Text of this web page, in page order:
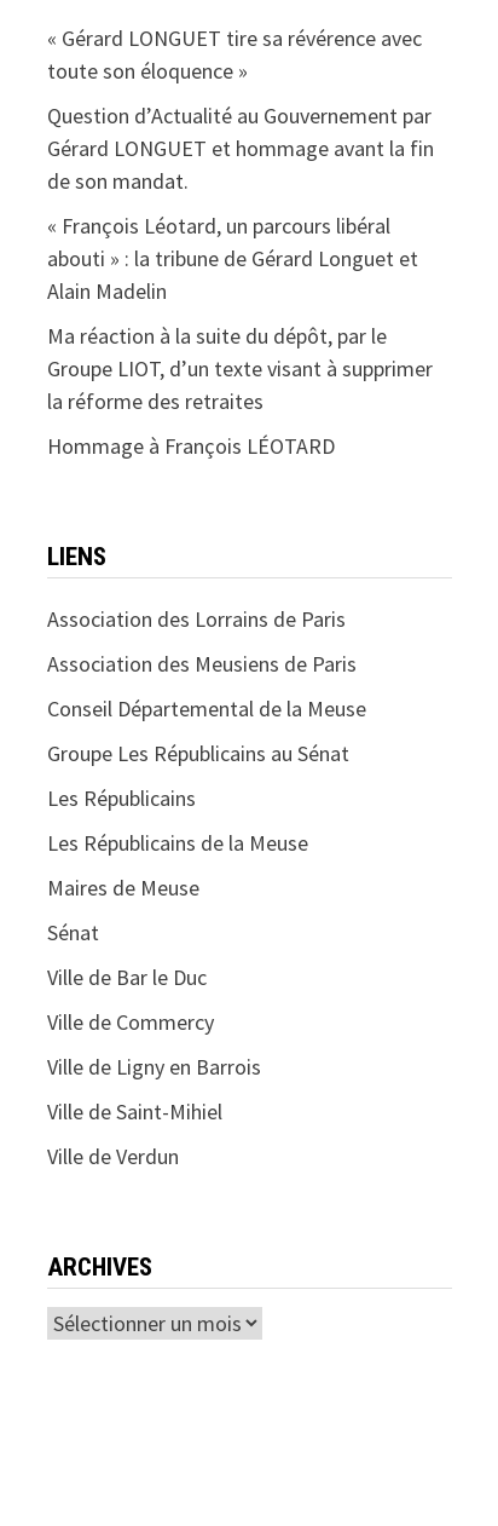
« Gérard LONGUET tire sa révérence avec
toute son éloquence »
Question d’Actualité au Gouvernement par
Gérard LONGUET et hommage avant la fin
de son mandat.
« François Léotard, un parcours libéral
abouti » : la tribune de Gérard Longuet et
Alain Madelin
Ma réaction à la suite du dépôt, par le
Groupe LIOT, d’un texte visant à supprimer
la réforme des retraites
Hommage à François LÉOTARD
LIENS
Association des Lorrains de Paris
Association des Meusiens de Paris
Conseil Départemental de la Meuse
Groupe Les Républicains au Sénat
Les Républicains
Les Républicains de la Meuse
Maires de Meuse
Sénat
Ville de Bar le Duc
Ville de Commercy
Ville de Ligny en Barrois
Ville de Saint-Mihiel
Ville de Verdun
ARCHIVES
Archives